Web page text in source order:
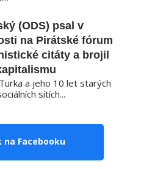
(ODS) psal v
na Pirátské fórum
citáty a brojil
a jeho 10 let starých
sítích...
na Facebooku